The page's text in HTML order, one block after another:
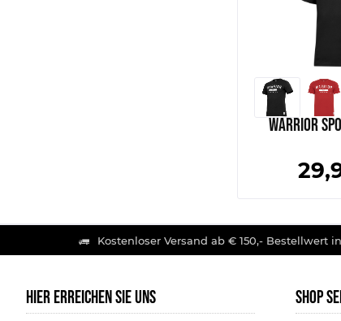
Warrior
Kostenloser Versand ab € 150,- Bestellwert
HIER ERREICHEN SIE UNS SHOP